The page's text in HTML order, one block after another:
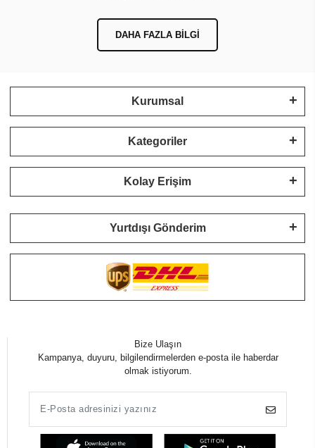
DAHA FAZLA BILGI
Kurumsal
Kategoriler
Kolay Erişim
Yurtdışı Gönderim
Bize Ulaşın
Kampanya, duyuru, bilgilendirmelerden e-posta ile haberdar
olmak istiyorum.